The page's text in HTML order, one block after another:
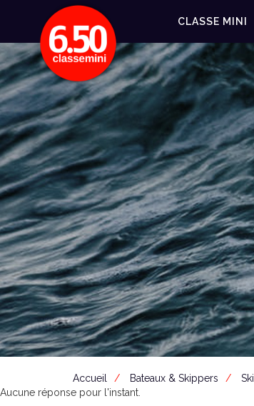
CLASSE MINI
Accueil Bateaux & Skippers
Aucune réponse pour l'instant.